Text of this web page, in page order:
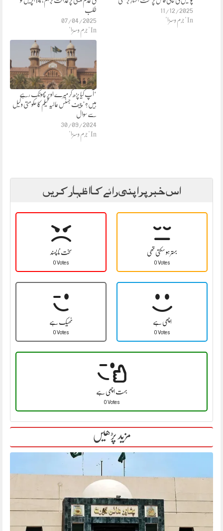
طلب
07/04/2025
In "جرم وسزا"
11/12/2025
In "جرم وسزا"
‘آپ کیا پڑھ کر میرے اوپر پھونک رہے
ہیں؟’ چیف جسٹس عالیہ نیلم کا حکومتی وکیل
سے سوال
30/09/2024
In "جرم وسزا"
اس خبر پر اپنی رائے کا اظہار کریں
سخت نا پسند
0 Votes
بہتر ہو سکتی تھی
0 Votes
ٹھیک ہے
0 Votes
اچھی ہے
0 Votes
بہت اچھی ہے
0 Votes
مزید پڑھیں